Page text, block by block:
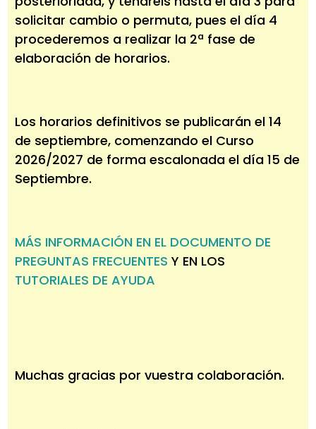
solicitar cambio o permuta, pues el día 4
procederemos a realizar la 2ª fase de
elaboración de horarios.
Los horarios definitivos se publicarán el 14
de septiembre, comenzando el Curso
2026/2027 de forma escalonada el día 15 de
Septiembre.
MÁS INFORMACIÓN EN EL DOCUMENTO DE
PREGUNTAS FRECUENTES Y EN LOS
TUTORIALES DE AYUDA
Muchas gracias por vuestra colaboración.